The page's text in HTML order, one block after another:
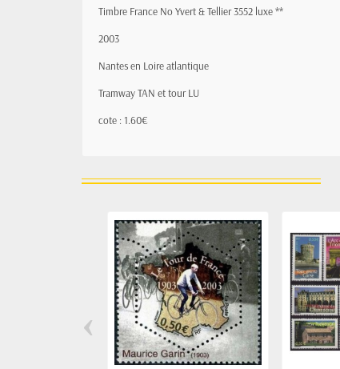
Timbre France No Yvert & Tellier 3552 luxe **
2003
Nantes en Loire atlantique
Tramway TAN et tour LU
cote : 1.60€
‹